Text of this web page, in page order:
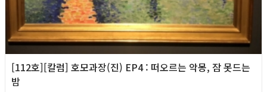
[112호][칼럼] 호모과장(진) EP4 : 떠오르는 악몽, 잠 못드는
밤